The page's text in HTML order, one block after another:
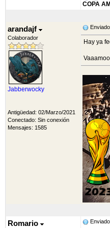
COPA
arandajf
Colaborador
Jabberwocky
Antigüedad: 02/Marzo/2021
Conectado: Sin conexión
Mensajes: 1585
Hay ya
Romario